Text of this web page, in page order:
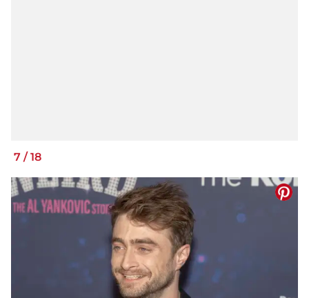
7 /18